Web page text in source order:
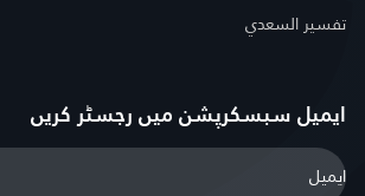
تفسير السعدي
ایمیل سبسکرپشن میں رجسٹر کریں